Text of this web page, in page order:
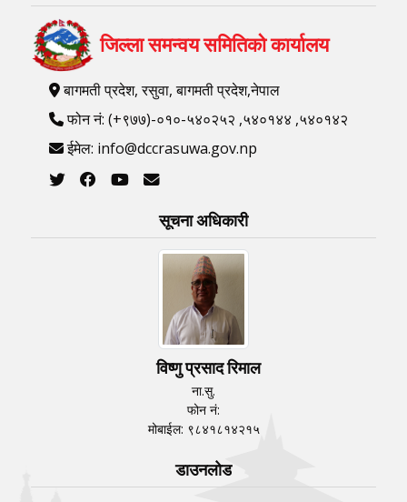
जिल्ला समन्वय समितिको कार्यालय
बागमती प्रदेश, रसुवा, बागमती प्रदेश,नेपाल
फोन नं: (+९७७)-०१०-५४०२५२ ,५४०१४४ ,५४०१४२
ईमेल: info@dccrasuwa.gov.np
सूचना अधिकारी
विष्णु प्रसाद रिमाल
ना.सु.
फोन नं:
मोबाईल: ९८४१८१४२१५
डाउनलोड